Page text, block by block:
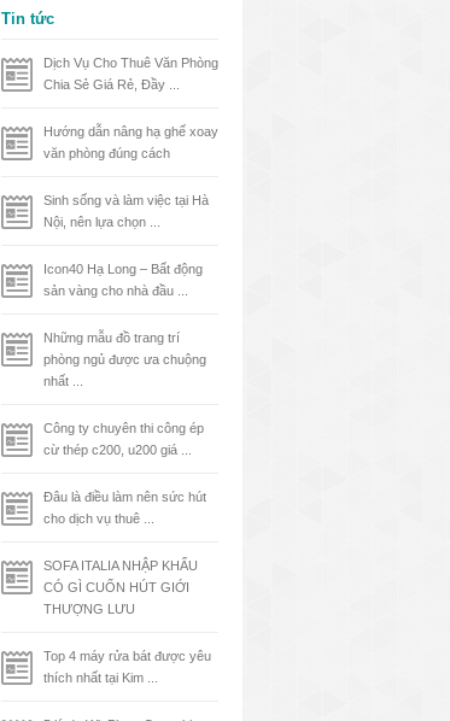
Tin tức
Dịch Vụ Cho Thuê Văn Phòng
Chia Sẻ Giá Rẻ, Đầy ...
Hướng dẫn nâng hạ ghế xoay
văn phòng đúng cách
Sinh sống và làm việc tại Hà
Nội, nên lựa chọn ...
Icon40 Hạ Long – Bất động
sản vàng cho nhà đầu ...
Những mẫu đồ trang trí
phòng ngủ được ưa chuộng
nhất ...
Công ty chuyên thi công ép
cừ thép c200, u200 giá ...
Đâu là điều làm nên sức hút
cho dịch vụ thuê ...
SOFA ITALIA NHẬP KHẨU
CÓ GÌ CUỐN HÚT GIỚI
THƯỢNG LƯU
Top 4 máy rửa bát được yêu
thích nhất tại Kim ...